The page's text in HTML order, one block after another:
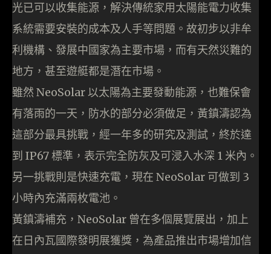
光已可以收集能源，解決傳統家用太陽能電力收集
系統需要安裝的成本及人手等問題。故初步以非牟
利機構、發展中國家為主要市場，而有天然災難的
地方，甚至遊艇都是潛在市場。
雖然 NeoSolar 以太陽為主要發動能源，也難保會
有落雨的一天，防水的部分必須做足，黃鎮濤認為
這部分最具挑戰，經一年多的研究及測試，終於達
到 IP67 標準，表示完全防灰及可浸入水深 1 米內。
另一挑戰則是快速充電，現在 NeoSolar 可做到 3
小時內充滿兩枚電池。
黃鎮濤補充，NeoSolar 曾在多個展覽展出，加上
在日內瓦國際發明展獲獎，為產品推出市場增加信